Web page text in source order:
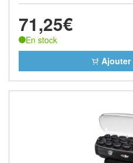
71,25€
En stock
Ajouter